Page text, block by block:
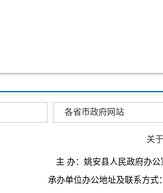
各省市政府网站
关
主 办：姚安县人民政府办
承办单位办公地址及联系方式